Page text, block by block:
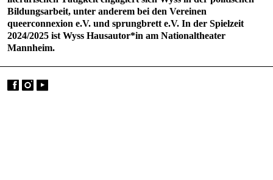
Bildungsarbeit, unter anderem bei den Vereinen
queerconnexion e.V. und sprungbrett e.V. In der Spielzeit
2024/2025 ist Wyss Hausautor*in am Nationaltheater
Mannheim.